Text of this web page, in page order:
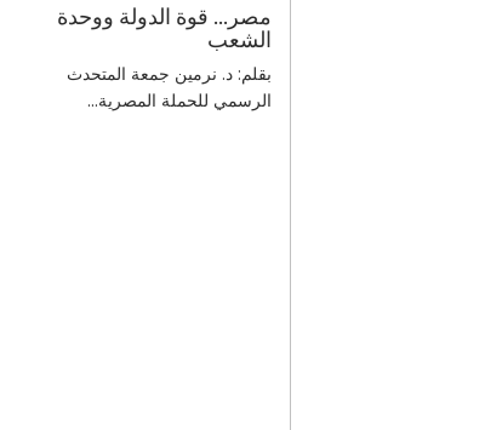
مصر… قوة الدولة ووحدة
الشعب
بقلم: د. نرمين جمعة المتحدث
الرسمي للحملة المصرية...